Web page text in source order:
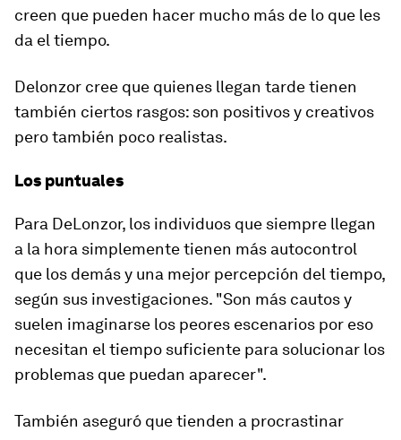
creen que pueden hacer mucho más de lo que les
da el tiempo.
Delonzor cree que quienes llegan tarde tienen
también ciertos rasgos: son positivosy creativos
pero también poco realistas.
Los puntuales
Para DeLonzor, los individuos que siempre llegan
a la hora simplemente tienen más autocontrol
que los demás y una mejor percepción del tiempo,
según sus investigaciones. "Son más cautosy
suelen imaginarse los peores escenarios por eso
necesitan el tiempo suficiente para solucionar los
problemas que puedan aparecer".
También aseguró que tienden a procrastinar